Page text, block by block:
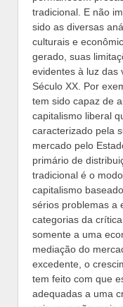
tradicional. E não
sido as diversas
culturais e
gerado, suas
evidentes à luz das
Século XX. Por
tem sido capaz de
capitalismo liberal
caracterizado pela
mercado pelo
primário de
tradicional é o
capitalismo
sérios problemas a
categorias da
somente a uma
mediação do
excedente, o
tem feito com que
adequadas a uma